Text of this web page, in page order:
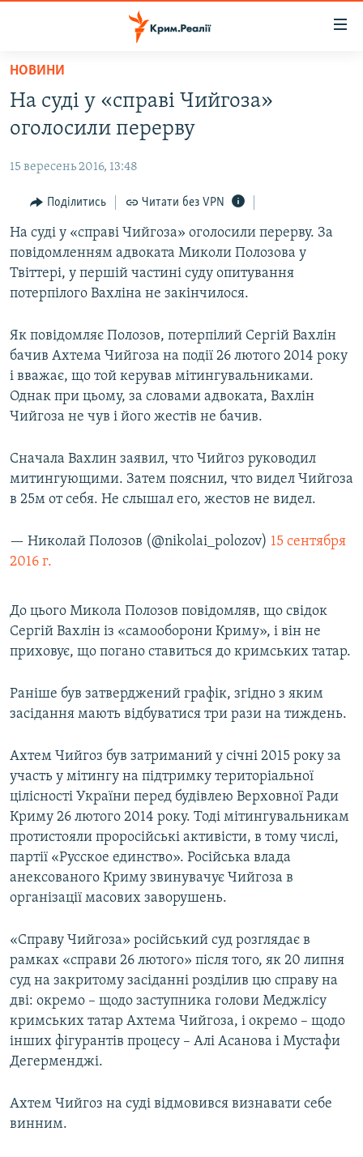
Перейти
основного
матеріалу
до
навігації
Перейти
до
пошуку
ВОДА.КРИМ
ПОЛІТИКА
БЛОГИ
ПОГЛЯД
ІНТЕРВ'Ю
ВСЕ ЗА ДЕНЬ
ДЕПОРТАЦІЯ
ВІДЕОУРОКИ «ELIFBE»
СВІДЧЕННЯ ОКУПАЦІЇ
ІНФОГРАФІКА
ЯК ОБІЙТИ БЛОКУВАННЯ
Русский
Qırımtatar
ДОЛУЧАЙСЯ!
Усі сайти RFE/RL
НОВИНИ
На суді у «справі Чийгоза»
оголосили перерву
15 вересень 2016, 13:48
Поділитись Читати без VPN
На суді у «справі Чийгоза» оголосили перерву. За
повідомленням адвоката Миколи Полозова у
Твіттері, у першій частині суду опитування
потерпілого Вахліна не закінчилося.
Як повідомляє Полозов, потерпілий Сергій Вахлін
бачив Ахтема Чийгоза на події 26 лютого 2014 року
і вважає, що той керував мітингувальниками.
Однак при цьому, за словами адвоката, Вахлін
Чийгоза не чув і його жестів не бачив.
Сначала Вахлин заявил, что Чийгоз руководил
митингующими. Затем пояснил, что видел Чийгоза
в 25м от себя. Не слышал его, жестов не видел.
— Николай Полозов (@nikolai_polozov) 15 сентября
2016 г.
До цього Микола Полозов повідомляв, що свідок
Сергій Вахлін із «самооборони Криму», і він не
приховує, що погано ставиться до кримських татар.
Раніше був затверджений графік, згідно з яким
засідання мають відбуватися три рази на тиждень.
Ахтем Чийгоз був затриманий у січні 2015 року за
участь у мітингу на підтримку територіальної
цілісності України перед будівлею Верховної Ради
Криму 26 лютого 2014 року. Тоді мітингувальникам
протистояли проросійські активісти, в тому числі,
партії «Русское единство». Російська влада
анексованого Криму звинувачує Чийгоза в
організації масових заворушень.
«Справу Чийгоза» російський суд розглядає в
рамках «справи 26 лютого» після того, як 20 липня
суд на закритому засіданні розділив цю справу на
дві: окремо – щодо заступника голови Меджлісу
кримських татар Ахтема Чийгоза, і окремо – щодо
інших фігурантів процесу – Алі Асанова і Мустафи
Дегерменджі.
Ахтем Чийгоз на суді відмовився визнавати себе
винним.